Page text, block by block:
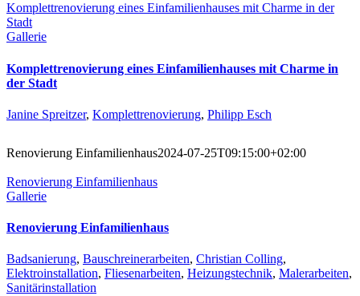
Komplettrenovierung eines Einfamilienhauses mit Charme in der
Stadt
Gallerie
Komplettrenovierung eines Einfamilienhauses mit Charme in
der Stadt
Janine Spreitzer, Komplettrenovierung, Philipp Esch
Renovierung Einfamilienhaus2024-07-25T09:15:00+02:00
Renovierung Einfamilienhaus
Gallerie
Renovierung Einfamilienhaus
Badsanierung, Bauschreinerarbeiten, Christian Colling,
Elektroinstallation, Fliesenarbeiten, Heizungstechnik, Malerarbeiten,
Sanitärinstallation